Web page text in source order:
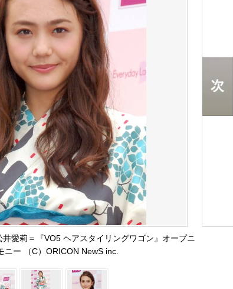
愛莉＝『VO5 ヘアスタイリングワゴン』オープニ
ニー （C）ORICON NewS inc.